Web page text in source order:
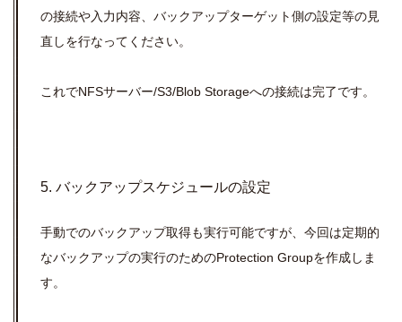
の接続や入力内容、バックアップターゲット側の設定等の見
直しを行なってください。
これでNFSサーバー/S3/Blob Storageへの接続は完了です。
5. バックアップスケジュールの設定
手動でのバックアップ取得も実行可能ですが、今回は定期的
なバックアップの実行のためのProtection Groupを作成しま
す。